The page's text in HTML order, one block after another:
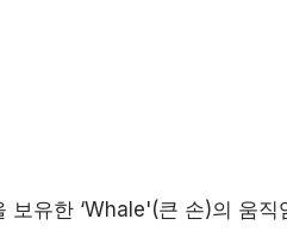
유한 ‘Whale'(큰 손)의 움직